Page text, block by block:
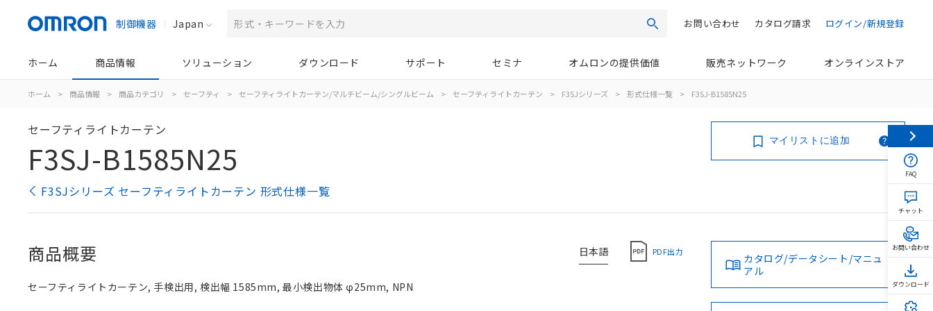
制御機器 Japan 検索 ログイン/新規登録
カタログ請求
お問い合わせ
ホーム 商品情報 ソリューション ダウンロード サポート セミナ オムロンの提供価値 販売ネットワーク オンラインストア
ホーム > 商品情報 > 商品カテゴリ > セーフティ > セーフティライトカーテン/マルチビーム/シングルビーム > セーフティライトカーテン > F3SJシリーズ > 形式仕様一覧 > F3SJ-B1585N25
セーフティライトカーテン
F3SJ-B1585N25
F3SJシリーズ セーフティライトカーテン 形式仕様一覧
マイリストに追加
日本語 PDF出力
商品概要
セーフティライトカーテン, 手検出用, 検出幅 1585mm, 最小検出物体 φ25mm, NPN
カタログ/データシート/マニュ
アル
FAQ
チャット
お問い合わせ
ダウンロード